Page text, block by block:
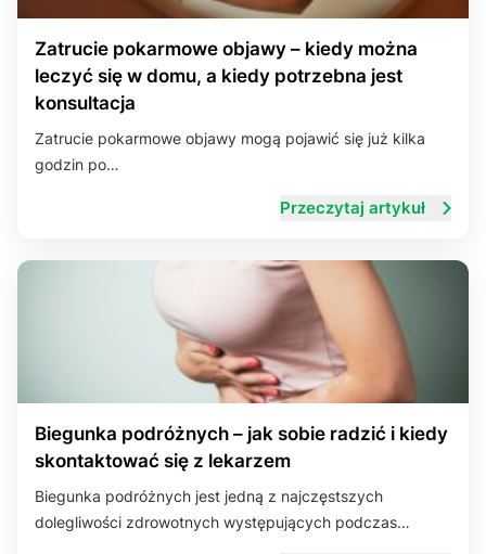
Zatrucie pokarmowe objawy – kiedy można
leczyć się w domu, a kiedy potrzebna jest
konsultacja
Zatrucie pokarmowe objawy mogą pojawić się już kilka
godzin po…
Przeczytaj artykuł
Biegunka podróżnych – jak sobie radzić i kiedy
skontaktować się z lekarzem
Biegunka podróżnych jest jedną z najczęstszych
dolegliwości zdrowotnych występujących podczas…